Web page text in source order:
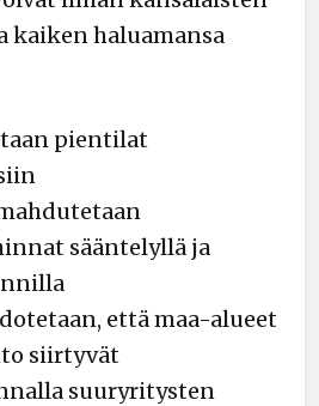
kaiken haluamansa
pientilat
sääntelyllä ja
että maa-alueet
siirtyvät
suuryritysten